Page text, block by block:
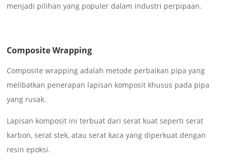
menjadi pilihan yang populer dalam industri perpipaan.
Composite Wrapping
Composite wrapping adalah metode perbaikan pipa yang
melibatkan penerapan lapisan komposit khusus pada pipa
yang rusak.
Lapisan komposit ini terbuat dari serat kuat seperti serat
karbon, serat stek, atau serat kaca yang diperkuat dengan
resin epoksi.